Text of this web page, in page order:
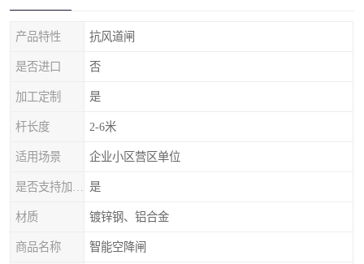
产品特性 抗风道闸
是否进口 否
加工定制 是
杆长度 2-6米
适用场景 企业小区营区单位
是
材质 镀锌钢、铝合金
商品名称 智能空降闸